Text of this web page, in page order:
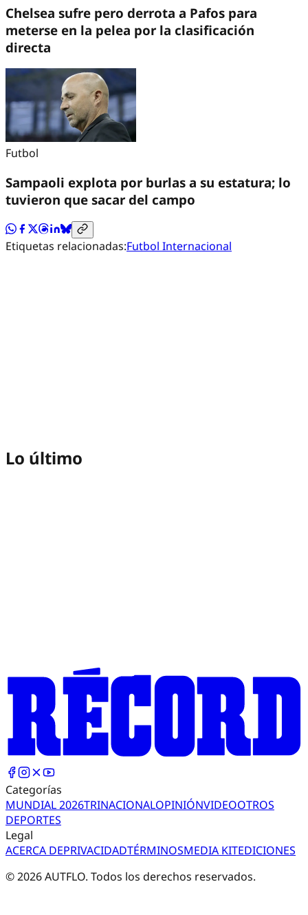
Chelsea sufre pero derrota a Pafos para
meterse en la pelea por la clasificación
directa
Futbol
Sampaoli explota por burlas a su estatura; lo
tuvieron que sacar del campo
Etiquetas relacionadas:Futbol Internacional
Lo último
Categorías
MUNDIAL 2026TRINACIONALOPINIÓNVIDEOOTROS
DEPORTES
Legal
ACERCA DEPRIVACIDADTÉRMINOSMEDIA KITEDICIONES
©2026AUTFLO. Todos los derechos reservados.